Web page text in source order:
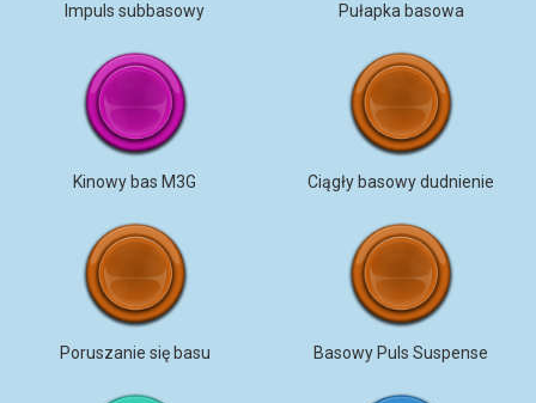
Impuls subbasowy Pułapka basowa
Kinowy bas M3G Ciągły basowy dudnienie
Poruszanie się basu Basowy Puls Suspense